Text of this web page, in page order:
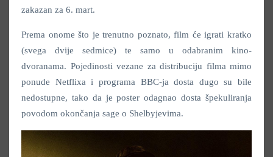
zakazan za 6. mart.
Prema onome što je trenutno poznato, film će igrati kratko
(svega dvije sedmice) te samo u odabranim kino-
dvoranama. Pojedinosti vezane za distribuciju filma mimo
ponude Netflixa i programa BBC-ja dosta dugo su bile
nedostupne, tako da je poster odagnao dosta špekuliranja
povodom okončanja sage o Shelbyjevima.